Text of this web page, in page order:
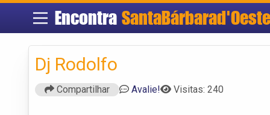
Encontra SantaBárbarad'Oeste
Dj Rodolfo
Compartilhar Avalie! Visitas: 240